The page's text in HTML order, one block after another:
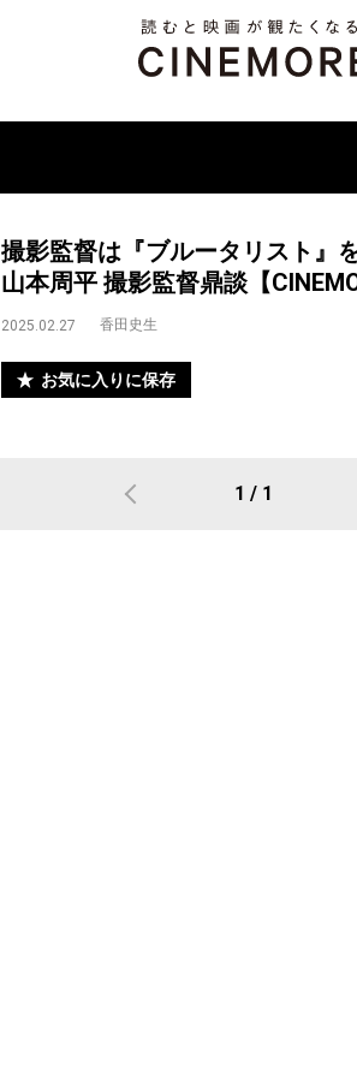
撮影監督は『ブルータリスト』
山本周平 撮影監督鼎談【
2025.02.27 香田史生
お気に入りに保存
1 / 1